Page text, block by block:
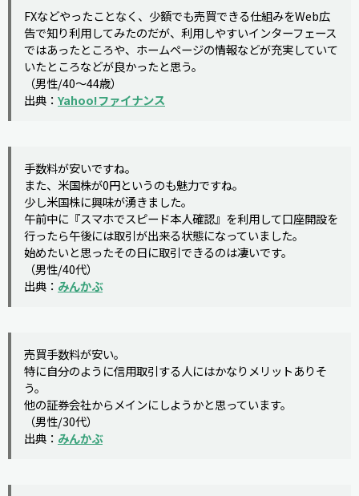
FXなどやったことなく、少額でも売買できる仕組みをWeb広
告で知り利用してみたのだが、利用しやすいインターフェース
ではあったところや、ホームページの情報などが充実していて
いたところなどが良かったと思う。
（男性/40～44歳）
出典： Yahoo!ファイナンス
手数料が安いですね。
また、米国株が0円というのも魅力ですね。
少し米国株に興味が湧きました。
午前中に『スマホでスピード本人確認』を利用して口座開設を
行ったら午後には取引が出来る状態になっていました。
始めたいと思ったその日に取引できるのは凄いです。
（男性/40代）
出典： みんかぶ
売買手数料が安い。
特に自分のように信用取引する人にはかなりメリットありそ
う。
他の証券会社からメインにしようかと思っています。
（男性/30代）
出典： みんかぶ